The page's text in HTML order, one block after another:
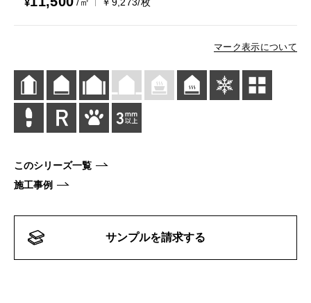
マーク表示について
このシリーズ一覧
施工事例
サンプルを請求する